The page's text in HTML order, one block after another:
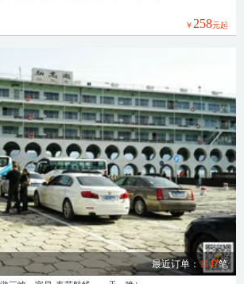
￥ 258元起
最近订单：1147笔